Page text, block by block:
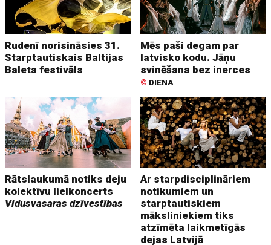
Rudenī norisināsies 31.
Starptautiskais Baltijas
Baleta festivāls
Mēs paši degam par
latvisko kodu. Jāņu
svinēšana bez inerces
© DIENA
Rātslaukumā notiks deju
kolektīvu lielkoncerts
Vidusvasaras dzīvestības
Ar starpdisciplināriem
notikumiem un
starptautiskiem
māksliniekiem tiks
atzīmēta laikmetīgās
dejas Latvijā